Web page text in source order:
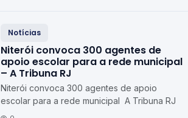
Notícias
Niterói convoca 300 agentes de
apoio escolar para a rede municipal
– A Tribuna RJ
Niterói convoca 300 agentes de apoio
escolar para a rede municipal A Tribuna RJ